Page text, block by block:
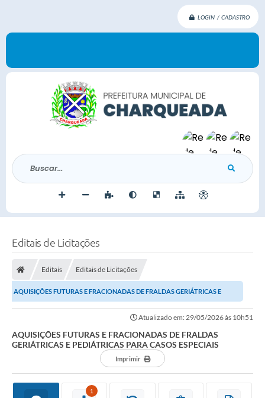
LOGIN / CADASTRO
Buscar...
Editais de Licitações
Editais Editais de Licitações
AQUISIÇÕES FUTURAS E FRACIONADAS DE FRALDAS GERIÁTRICAS E
Atualizado em: 29/05/2026 às 10h51
AQUISIÇÕES FUTURAS E FRACIONADAS DE FRALDAS
GERIÁTRICAS E PEDIÁTRICAS PARA CASOS ESPECIAIS
Imprimir
1